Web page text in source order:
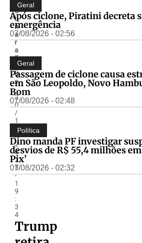
S
i
n
a
r
a
F
é
li
x
-
2
0
/
1
1
/
2
0
2
5
-
1
9
:
3
4
Trump
Geral
Após ciclone, Piratini decreta
emergência
07/08/2026 - 02:56
Geral
Passagem de ciclone causa
em São Leopoldo, Novo
Bom
07/08/2026 - 02:48
Política
Dino manda PF investigar
desvios de R$ 55,4 milhões em
Pix’
07/08/2026 - 02:32